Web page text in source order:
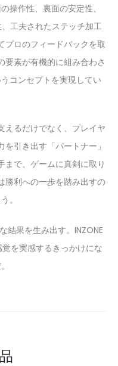
操作性、裏面の安定性、
工夫されたステッチ加工
プロのフィードバックを取
要素が有機的に組み合わさ
コンセプトを実現してい
えるだけでなく、プレイヤ
引き出す「パートナー」
まで、ゲームに真剣に取り
勝利への一歩を踏み出すの
。
結果を生み出す。INZONE
を実感するきっかけにな